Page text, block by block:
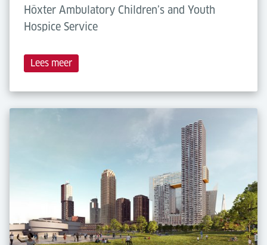
Höxter Ambulatory Children’s and Youth
Hospice Service
Lees meer